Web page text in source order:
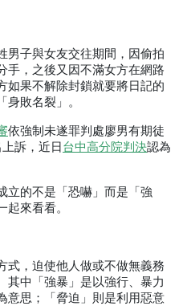
男子與女友交往期間，因偷拍
手，之後又因不滿女方在網路
如果不解除封鎖就要將日記的
身敗名裂」。
依強制未遂罪判處廖男有期徒
訴，近日 台中高分院判決認為
立的不是「恐嚇」而是「強
起來看看。
式，迫使他人做或不做無義務
其中「強暴」是以強行、暴力
意思；「脅迫」則是利用惡意